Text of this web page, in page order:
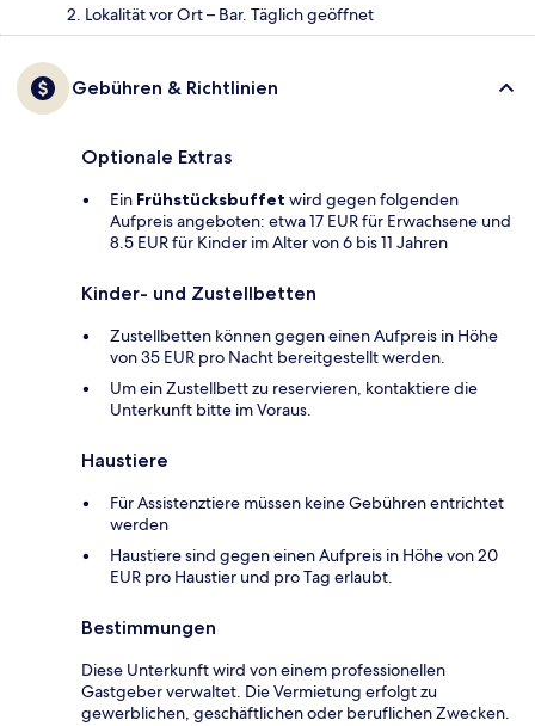
2. Lokalität vor Ort – Bar. Täglich geöffnet
Gebühren & Richtlinien
Optionale Extras
Ein Frühstücksbuffet wird gegen folgenden
Aufpreis angeboten: etwa 17 EUR für Erwachsene und
8.5 EUR für Kinder im Alter von 6 bis 11 Jahren
Kinder- und Zustellbetten
Zustellbetten können gegen einen Aufpreis in Höhe
von 35 EUR pro Nacht bereitgestellt werden.
Um ein Zustellbett zu reservieren, kontaktiere die
Unterkunft bitte im Voraus.
Haustiere
Für Assistenztiere müssen keine Gebühren entrichtet
werden
Haustiere sind gegen einen Aufpreis in Höhe von 20
EUR pro Haustier und pro Tag erlaubt.
Bestimmungen
Diese Unterkunft wird von einem professionellen
Gastgeber verwaltet. Die Vermietung erfolgt zu
gewerblichen, geschäftlichen oder beruflichen Zwecken.